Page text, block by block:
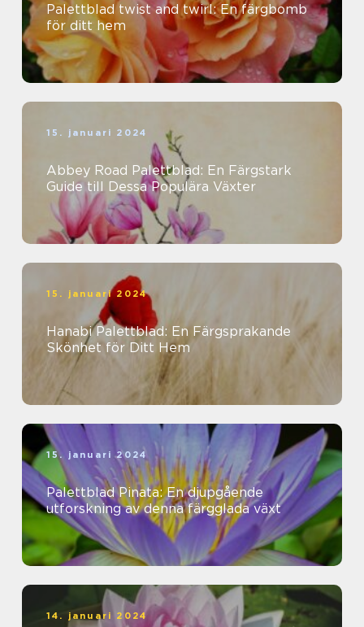
Palettblad twist and twirl: En färgbomb
för ditt hem
15. januari 2024
Abbey Road Palettblad: En Färgstark
Guide till Dessa Populära Växter
15. januari 2024
Hanabi Palettblad: En Färgsprakande
Skönhet för Ditt Hem
15. januari 2024
Palettblad Pinata: En djupgående
utforskning av denna färgglada växt
14. januari 2024